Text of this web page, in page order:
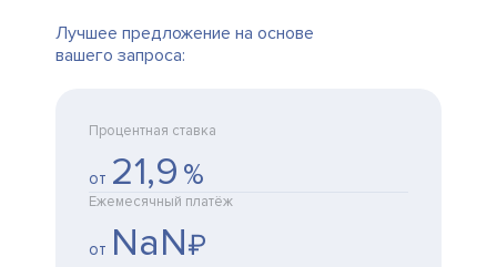
Лучшее предложение на основе
вашего запроса:
Процентная ставка
от 21,9 %
Ежемесячный платёж
от NaN₽